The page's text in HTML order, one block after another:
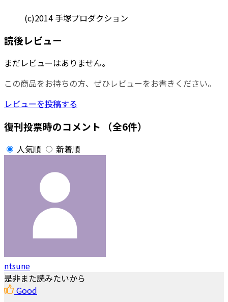
(c)2014 手塚プロダクション
読後レビュー
まだレビューはありません。
この商品をお持ちの方、ぜひレビューをお書きください。
レビューを投稿する
復刊投票時のコメント （全6件）
人気順 新着順
ntsune
是非また読みたいから
Good